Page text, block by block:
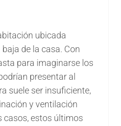
ubicada
de la casa. Con
para imaginarse los
presentar al
suele ser insuficiente,
y ventilación
casos, estos últimos